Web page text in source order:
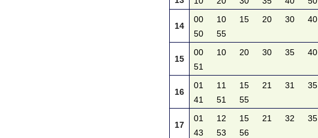
14
00 10 15 20 30
40
50
55
15
00 10 20 30 35
40
51
16
01 11 15 21 31
35
41
51 55
17
01 12 15 21 32
35
43
53 56